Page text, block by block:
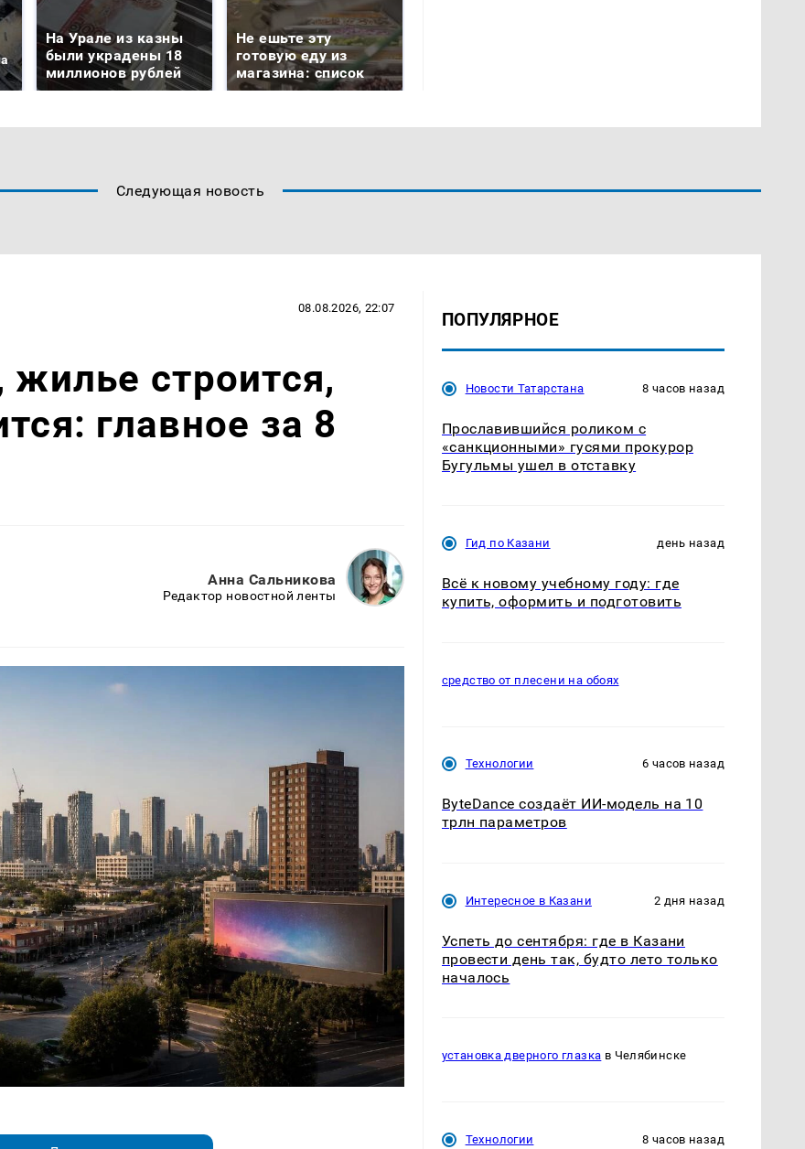
На Урале из казны
были украдены 18
миллионов рублей
Не ешьте эту
готовую еду из
магазина: список
Следующая новость
08.08.2026, 22:07
строится,
главное за 8
Анна Сальникова
Редактор новостной ленты
ПОПУЛЯРНОЕ
Новости Татарстана 8 часов назад
Прославившийся роликом с
«санкционными» гусями прокурор
Бугульмы ушел в отставку
Гид по Казани день назад
Всё к новому учебному году: где
купить, оформить и подготовить
средство от плесени на обоях
Технологии 6 часов назад
ByteDance создаёт ИИ-модель на 10
трлн параметров
Интересное в Казани 2 дня назад
Успеть до сентября: где в Казани
провести день так, будто лето только
началось
установка дверного глазка в Челябинске
Технологии 8 часов назад